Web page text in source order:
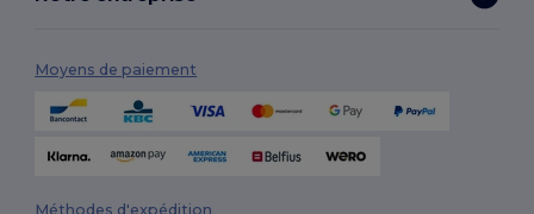
Moyens de paiement
Méthodes d'expédition